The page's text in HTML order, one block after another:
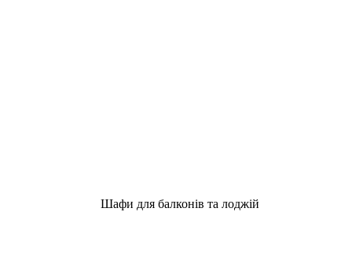
Шафи для балконів та лоджій